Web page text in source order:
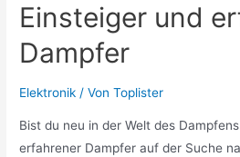
Einsteiger und
Dampfer
Elektronik / VonToplister
Bist du neu in der Welt des
erfahrener Dampfer auf der Suche